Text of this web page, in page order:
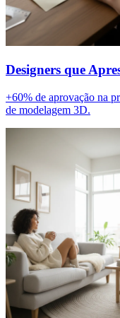
Designers que
+60% de aprovação na
de modelagem 3D.